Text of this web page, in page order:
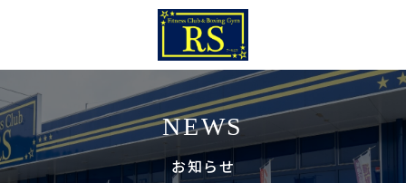
NEWS
お知らせ